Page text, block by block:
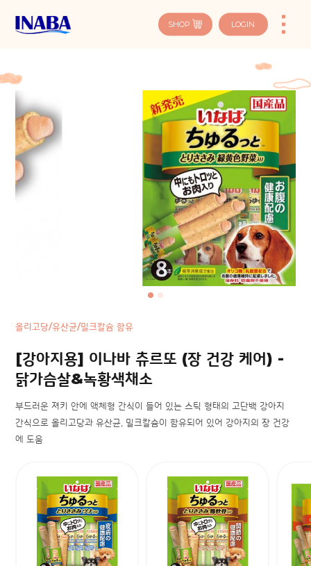
SHOP LOGIN
올리고당/유산균/밀크칼슘 함유
[강아지용] 이나바 츄르또 (장 건강 케어) -
닭가슴살&녹황색채소
부드러운 져키 안에 액체형 간식이 들어 있는 스틱 형태의 고단백 강아지
간식으로 올리고당과 유산균, 밀크칼슘이 함유되어 있어 강아지의 장 건강
에 도움